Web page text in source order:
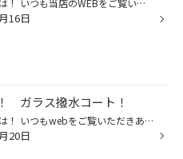
こんにちは！ いつも当店のWEBをご覧いただきありがとうございます☆、 皆さんは今の時期撥水コートしてますか？ なかなか寒くてできていないという方！ タイヤ館五所川原店ではできます！ 撥水コーティングをして雪も雨も飛ばしちゃいましょ！ 料金 フロントガラス 1000円 全面 3000円 皆様のご来店...
16日
ガラス撥水コート！
こんにちは！ いつもwebをご覧いただきありがとうございます♪ 本日は！安くて！性能も良くて！施工も簡単なスーパーアイテムを紹介します！ それはこちら！ シャアラスター ゼロウィンドウスプラッシュ です！ 走行するだけでどんどん水が飛んでいきます！ 施工も簡単！ あらかじめガラスの砂や汚れ...
20日